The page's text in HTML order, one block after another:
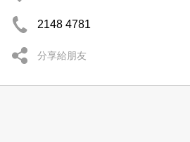
2148 4781
分享給朋友